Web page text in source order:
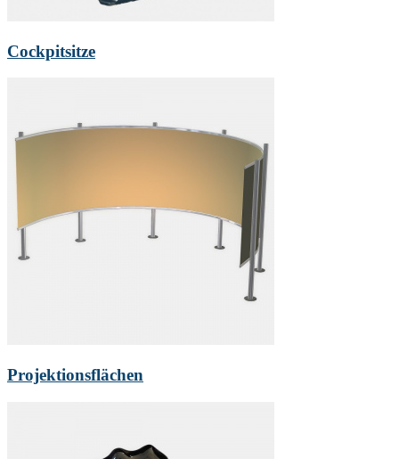
Cockpitsitze
Projektionsflächen